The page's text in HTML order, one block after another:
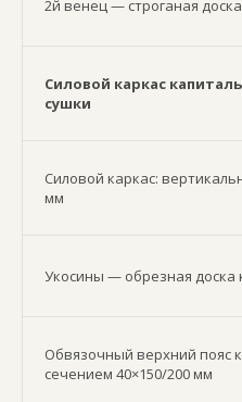
2й венец — строганая
Силовой каркас
сушки
Силовой каркас:
мм
Укосины — обрезная доска
Обвязочный верхний пояс
сечением 40×150/200 мм